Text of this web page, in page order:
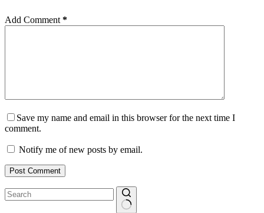
Add Comment *
Save my name and email in this browser for the next time I
comment.
Notify me of new posts by email.
Post Comment